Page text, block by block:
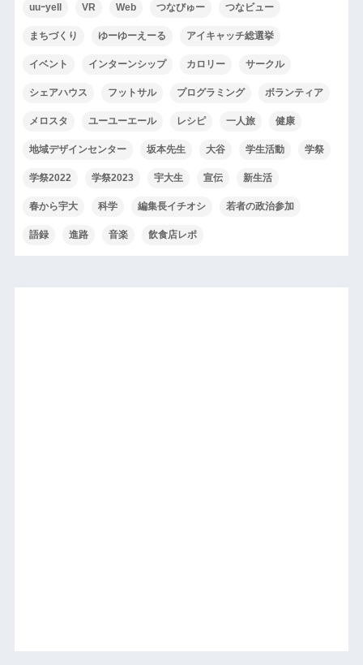
uuｰyell VR Web つなびゅー つなビュー
まちづくり ゆーゆーえーる アイキャッチ総選挙
イベント インターンシップ カロリー サークル
シェアハウス フットサル プログラミング ボランティア
メロスタ ユーユーエール レシピ 一人旅 健康
地域デザインセンター 坂本先生 大谷 学生活動 学祭
学祭2022 学祭2023 宇大生 宣伝 新生活
春から宇大 科学 編集長イチオシ 若者の政治参加
語録 進路 音楽 飲食店レポ